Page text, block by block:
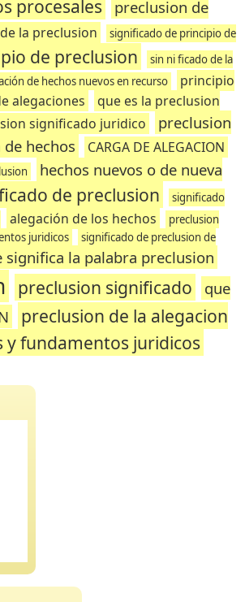
procesales
preclusion de
la preclusion
significado de principio de
de preclusion
sin ni ficado de la
de hechos nuevos en recurso
principio
alegaciones
que es la preclusion
significado juridico
preclusion
hechos
CARGA DE ALEGACION
hechos nuevos o de nueva
de preclusion
significado
alegación de los hechos
preclusion
juridicos
significado de preclusion de
significa la palabra preclusion
preclusion significado
que
preclusion de la alegacion
y fundamentos juridicos